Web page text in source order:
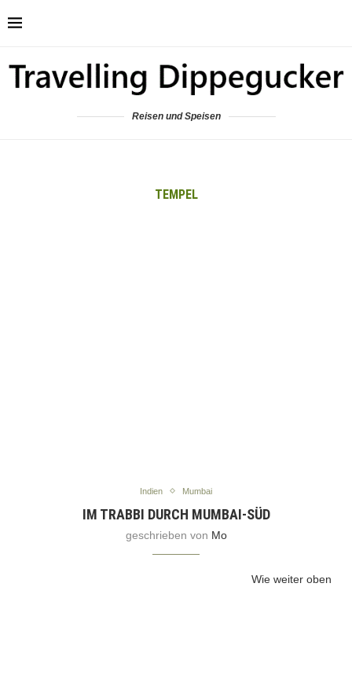
Reisen und Speisen
TEMPEL
Indien Mumbai
IM TRABBI DURCH MUMBAI-SÜD
geschrieben von Mo
Wie weiter oben